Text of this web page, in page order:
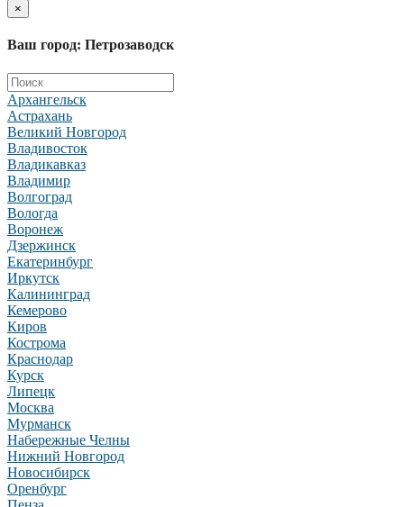
×
Ваш город: Петрозаводск
Архангельск
Астрахань
Великий Новгород
Владивосток
Владикавказ
Владимир
Волгоград
Вологда
Воронеж
Дзержинск
Екатеринбург
Иркутск
Калининград
Кемерово
Киров
Кострома
Краснодар
Курск
Липецк
Москва
Мурманск
Набережные Челны
Нижний Новгород
Новосибирск
Оренбург